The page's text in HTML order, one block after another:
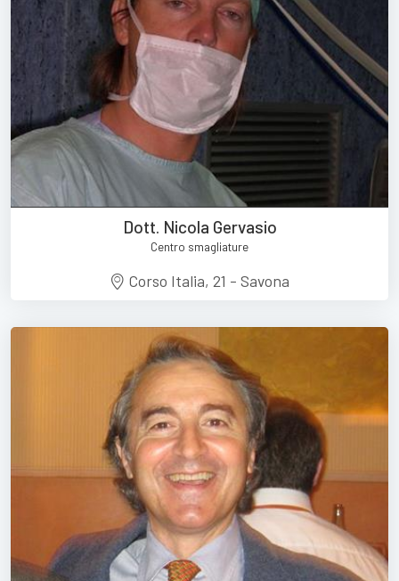
Dott. Nicola Gervasio
Centro smagliature
Corso Italia, 21 - Savona